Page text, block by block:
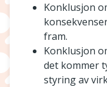
Konklusjon
fram.
Konklusjon
det kommer
styring av